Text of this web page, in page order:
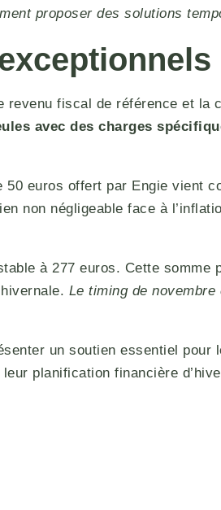
proposer des solutions
fiscal de référence et la
avec des charges
euros offert par Engie vient
non négligeable face à
à 277 euros. Cette
Le timing de
un soutien essentiel
planification financière